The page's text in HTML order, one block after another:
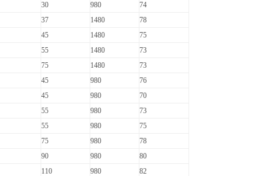
30 980
74
37 1480
78
45 1480
75
55 1480
73
75 1480
73
45 980
76
45 980
70
55 980
73
55 980
75
75 980
78
90 980
80
110 980
82